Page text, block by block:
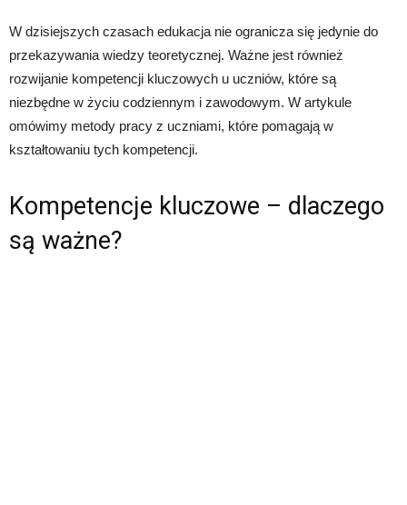
W dzisiejszych czasach edukacja nie ogranicza się jedynie do
przekazywania wiedzy teoretycznej. Ważne jest również
rozwijanie kompetencji kluczowych u uczniów, które są
niezbędne w życiu codziennym i zawodowym. W artykule
omówimy metody pracy z uczniami, które pomagają w
kształtowaniu tych kompetencji.
Kompetencje kluczowe – dlaczego
są ważne?